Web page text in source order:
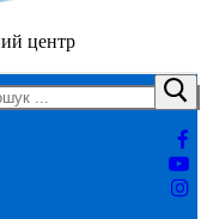
центр